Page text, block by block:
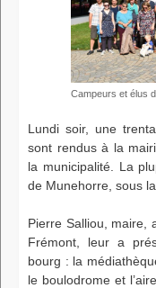
Campeurs et élus
Lundi soir, une
sont rendus à la
la municipalité. La
de Munehorre, sous
Pierre Salliou, maire,
Frémont, leur a
bourg : la
le boulodrome et